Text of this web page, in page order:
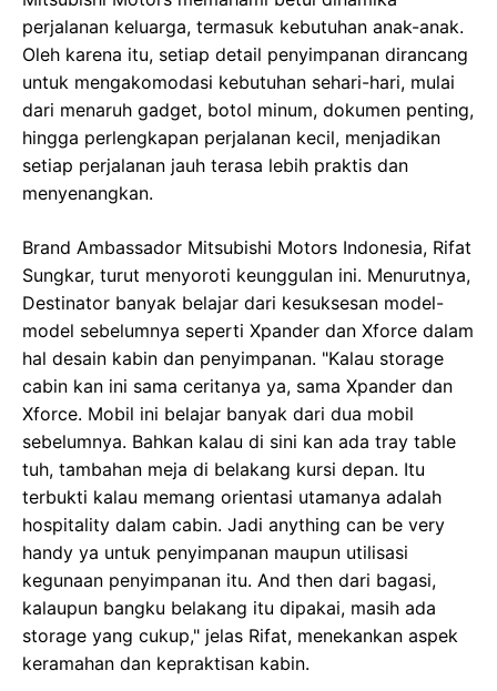
perjalanan keluarga, termasuk kebutuhan anak-anak.
Oleh karena itu, setiap detail penyimpanan dirancang
untuk mengakomodasi kebutuhan sehari-hari, mulai
dari menaruh gadget, botol minum, dokumen penting,
hingga perlengkapan perjalanan kecil, menjadikan
setiap perjalanan jauh terasa lebih praktis dan
menyenangkan.
Brand Ambassador Mitsubishi Motors Indonesia, Rifat
Sungkar, turut menyoroti keunggulan ini. Menurutnya,
Destinator banyak belajar dari kesuksesan model-
model sebelumnya seperti Xpander dan Xforce dalam
hal desain kabin dan penyimpanan. "Kalau storage
cabin kan ini sama ceritanya ya, sama Xpander dan
Xforce. Mobil ini belajar banyak dari dua mobil
sebelumnya. Bahkan kalau di sini kan ada tray table
tuh, tambahan meja di belakang kursi depan. Itu
terbukti kalau memang orientasi utamanya adalah
hospitality dalam cabin. Jadi anything can be very
handy ya untuk penyimpanan maupun utilisasi
kegunaan penyimpanan itu. And then dari bagasi,
kalaupun bangku belakang itu dipakai, masih ada
storage yang cukup," jelas Rifat, menekankan aspek
keramahan dan kepraktisan kabin.